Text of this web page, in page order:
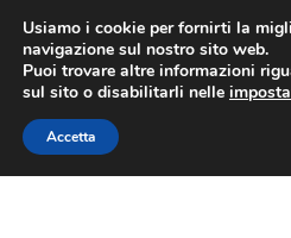
CONSEGNA
Lun-Ven 9:00 -
Vai
alla
navigazione
Vai
al
contenuto
Usiamo i cookie per fornirti la
navigazione sul nostro sito web.
Puoi trovare altre informazioni
sul sito o disabilitarli nelle
Accetta